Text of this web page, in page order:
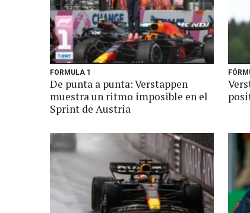
FORMULA 1
De punta a punta: Verstappen
muestra un ritmo imposible en el
Sprint de Austria